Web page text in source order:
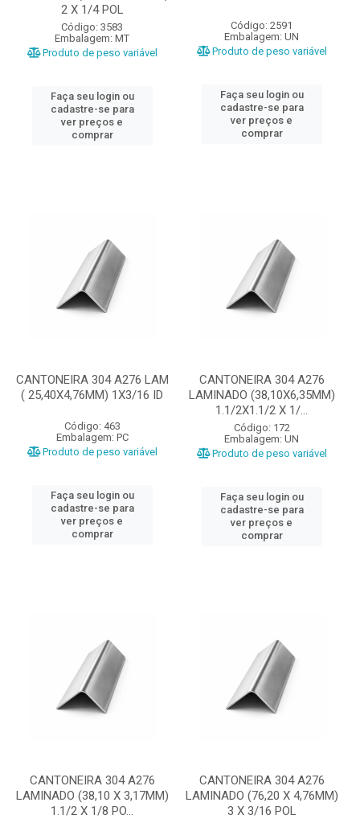
2 X 1/4 POL
Código: 3583
Embalagem: MT
Produto de peso variável
Faça seu login ou
cadastre-se para
ver preços e
comprar
Código: 2591
Embalagem: UN
Produto de peso variável
Faça seu login ou
cadastre-se para
ver preços e
comprar
CANTONEIRA 304 A276 LAM
( 25,40X4,76MM) 1X3/16 ID
Código: 463
Embalagem: PC
Produto de peso variável
Faça seu login ou
cadastre-se para
ver preços e
comprar
CANTONEIRA 304 A276
LAMINADO (38,10X6,35MM)
1.1/2X1.1/2 X 1/...
Código: 172
Embalagem: UN
Produto de peso variável
Faça seu login ou
cadastre-se para
ver preços e
comprar
CANTONEIRA 304 A276
LAMINADO (38,10 X 3,17MM)
1.1/2 X 1/8 PO...
CANTONEIRA 304 A276
LAMINADO (76,20 X 4,76MM)
3 X 3/16 POL